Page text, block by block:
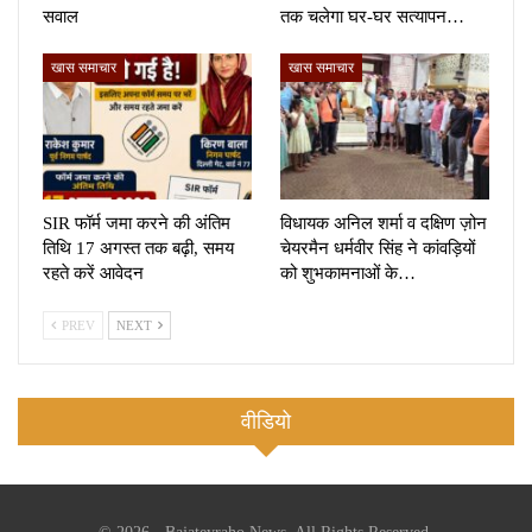
सवाल
तक चलेगा घर-घर सत्यापन…
खास समाचार
SIR फॉर्म जमा करने की अंतिम
तिथि 17 अगस्त तक बढ़ी, समय
रहते करें आवेदन
खास समाचार
विधायक अनिल शर्मा व दक्षिण ज़ोन
चेयरमैन धर्मवीर सिंह ने कांवड़ियों
को शुभकामनाओं के…
PREV NEXT
वीडियो